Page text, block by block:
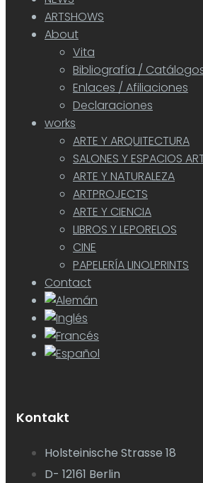
ARTSHOWS
About
Vita
Bibliografía /
Enlaces / Afiliaciones
Declaraciones
works
ARTE Y ARQUITECTURA
SALONES Y ESPACIOS
ARTE Y NATURALEZA
ARTPROJECTS
ARTE Y CIENCIA
LIBROS Y LEPORELOS
CINE
PAPELERÍA LINOLPRINTS
Contact
Kontakt
Holsteinische Strasse 18
D- 12161 Berlin